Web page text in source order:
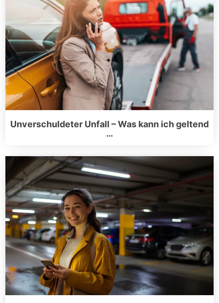
Unverschuldeter Unfall – Was kann ich geltend
…